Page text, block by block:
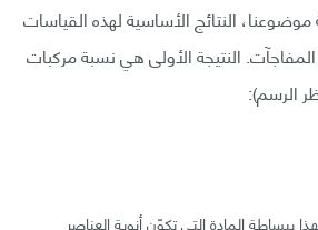
النتائج الأساسية لهذه القياسات
النتيجة الأولى هي نسبة مركبات
الرسم):
ببساطة المادة التي تكوّن أنوية العناصر